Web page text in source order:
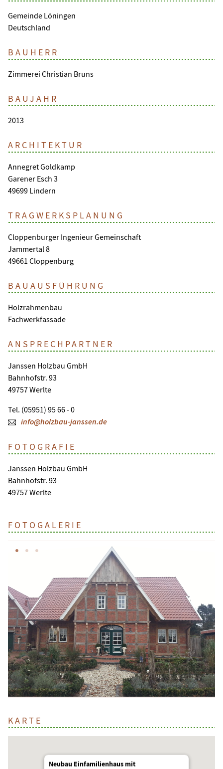
Gemeinde Löningen
Deutschland
BAUHERR
Zimmerei Christian Bruns
BAUJAHR
2013
ARCHITEKTUR
Annegret Goldkamp
Garener Esch 3
49699 Lindern
TRAGWERKSPLANUNG
Cloppenburger Ingenieur Gemeinschaft
Jammertal 8
49661 Cloppenburg
BAUAUSFÜHRUNG
Holzrahmenbau
Fachwerkfassade
ANSPRECHPARTNER
Janssen Holzbau GmbH
Bahnhofstr. 93
49757 Werlte
Tel. (05951) 95 66 - 0
info@holzbau-janssen.de
FOTOGRAFIE
Janssen Holzbau GmbH
Bahnhofstr. 93
49757 Werlte
FOTOGALERIE
KARTE
Neubau Einfamilienhaus mit